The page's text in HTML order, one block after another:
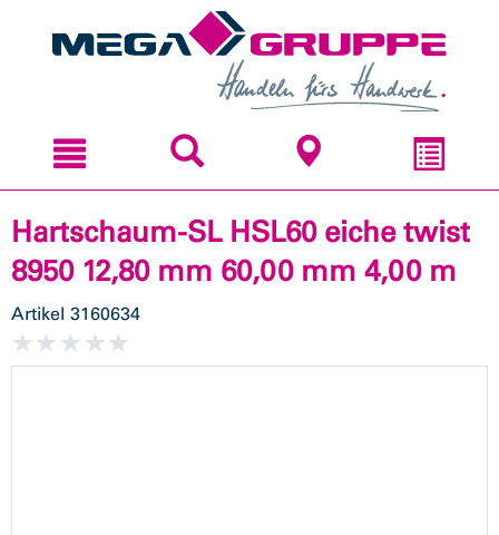
Hartschaum-SL HSL60 eiche twist
8950 12,80 mm 60,00 mm 4,00 m
Artikel 3160634